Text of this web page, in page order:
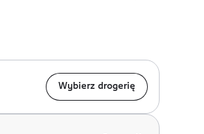
Wybierz drogerię